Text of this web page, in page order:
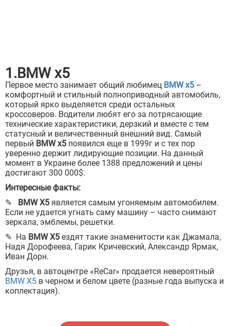
1.BMW x5
Первое место занимает общий любимец BMW x5 –
комфортный и стильный полноприводный автомобиль,
который ярко выделяется среди остальных
кроссоверов. Водители любят его за потрясающие
технические характеристики, дерзкий и вместе с тем
статусный и величественный внешний вид. Самый
первый BMW x5 появился еще в 1999г и с тех пор
уверенно держит лидирующие позиции. На данный
момент в Украине более 1388 предложений и цены
достигают 300 000$.
Интересные факты:
✎
BMW X5 является самым угоняемым автомобилем.
Если не удается угнать саму машину – часто снимают
зеркала, эмблемы, решетки.
✎ На BMW X5 ездят такие знаменитости как Джамала,
Надя Дорофеева, Гарик Кричевский, Александр Ярмак,
Иван Дорн.
Друзья, в автоцентре «ReCar» продается невероятный
BMW X5 в черном и белом цвете (разные года выпуска и
коплектация).